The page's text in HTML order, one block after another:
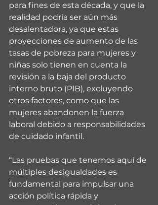
para fines de esta década, y que la
realidad podría ser aún más
desalentadora, ya que estas
proyecciones de aumento de las
tasas de pobreza para mujeres y
niñas solo tienen en cuenta la
revisión a la baja del producto
interno bruto (PIB), excluyendo
otros factores, como que las
mujeres abandonen la fuerza
laboral debido a responsabilidades
de cuidado infantil.
“Las pruebas que tenemos aquí de
múltiples desigualdades es
fundamental para impulsar una
acción política rápida y